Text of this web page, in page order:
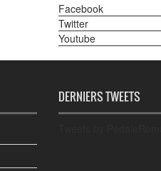
Facebook
Twitter
Youtube
DERNIERS TWEETS